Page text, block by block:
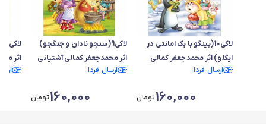
لاکی10(پینگو با یک امانتی در
ایگلو) اثر محمدجعفر کمالی
آشتیانی
ارسال فردا
160,000تومان
لاکی9(سنجو نادان و جنگجو)
اثر محمدجعفر کمالی آشتیانی
ارسال فردا
160,000تومان
اثر